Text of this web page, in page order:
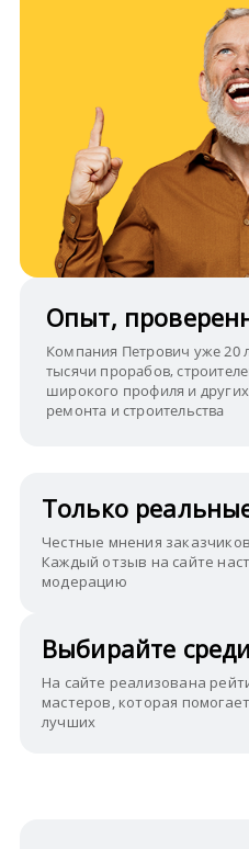
Опыт,
Компания Петрович уже 20
тысячи прорабов,
широкого профиля и других
ремонта и строительства
Только
Честные мнения
Каждый отзыв на сайте
модерацию
Выбирайте
На сайте реализована
мастеров, которая
лучших